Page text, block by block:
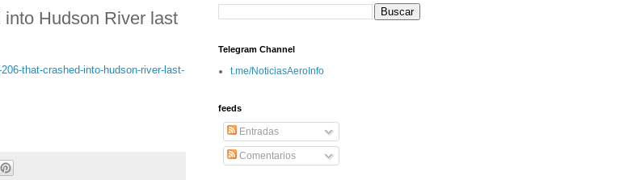
Hudson River last
that-crashed-into-hudson-river-last-
Telegram Channel
t.me/NoticiasAeroInfo
feeds
Entradas
Comentarios